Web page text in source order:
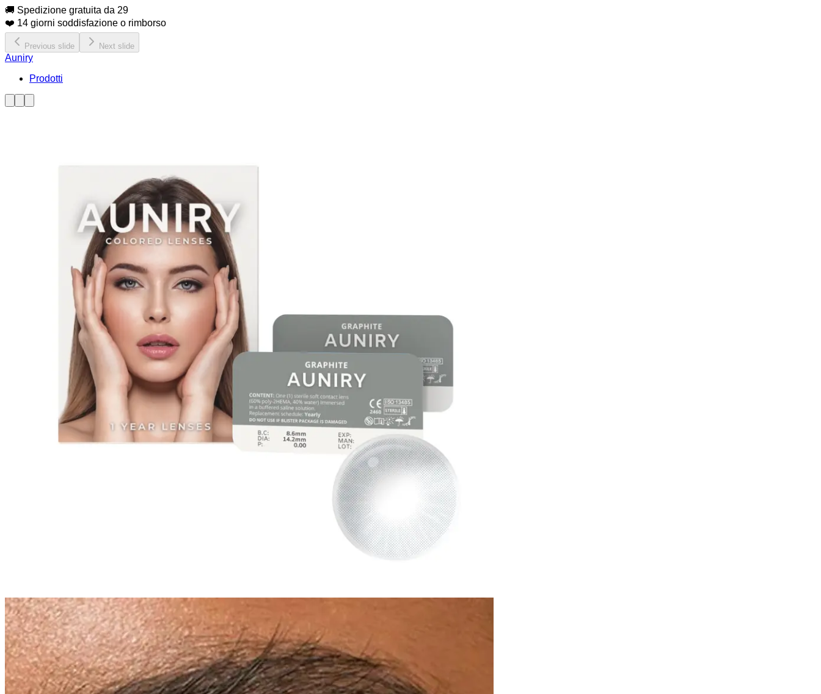
🚚 Spedizione gratuita da 29
❤️ 14 giorni soddisfazione o rimborso
Previous slide Next slide
Auniry
Prodotti